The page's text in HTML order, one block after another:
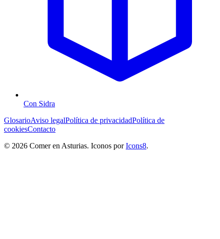
Con Sidra
GlosarioAviso legalPolítica de privacidadPolítica de
cookiesContacto
© 2026 Comer en Asturias. Iconos porIcons8.